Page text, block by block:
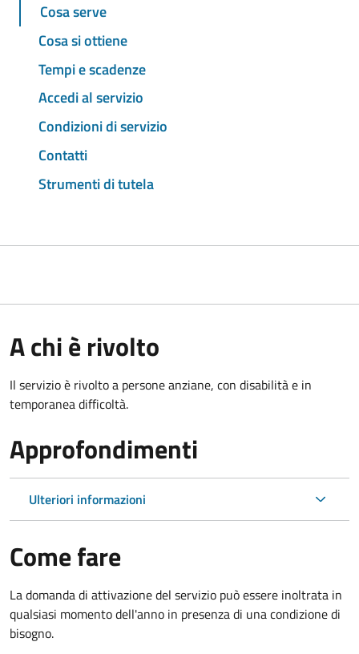
Cosa serve
Cosa si ottiene
Tempi e scadenze
Accedi al servizio
Condizioni di servizio
Contatti
Strumenti di tutela
A chi è rivolto
Il servizio è rivolto a persone anziane, con disabilità e in
temporanea difficoltà.
Approfondimenti
Ulteriori informazioni
Come fare
La domanda di attivazione del servizio può essere inoltrata in
qualsiasi momento dell'anno in presenza di una condizione di
bisogno.